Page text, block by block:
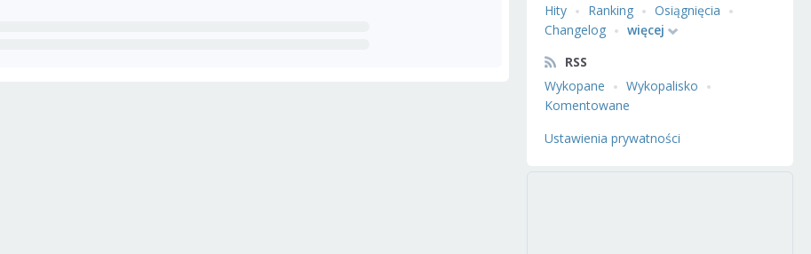
Hity
Ranking
Osiągnięcia
Changelog
więcej
RSS
Wykopane
Wykopalisko
Komentowane
Ustawienia prywatności